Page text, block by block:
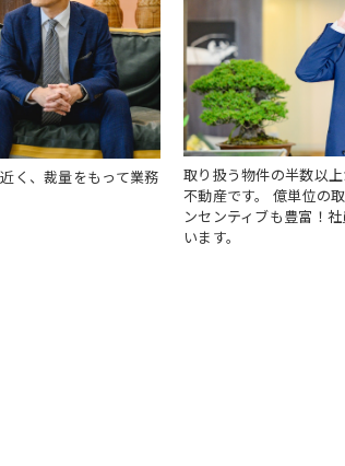
く、裁量をもって業務
取り扱う物件の半数以
不動産です。 億単位の
ンセンティブも豊富！
います。